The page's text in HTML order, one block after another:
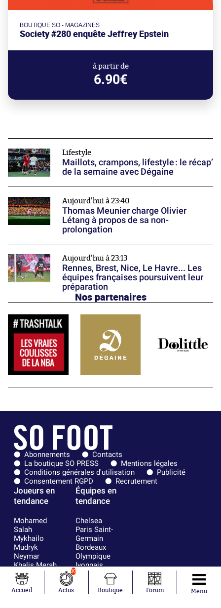
BOUTIQUE SO - MAGAZINES
Society #280 enquête Jeffrey Epstein
à partir de
6.90€
Lifestyle
Maillots, crampons, lifestyle : le récap’
de la semaine avec Dégaine
Aujourd'hui à 23:40
Thomas Meunier charge Olivier
Létang à propos de sa non-
prolongation
Aujourd'hui à 23:13
Rennes, Brest, Nice, Le Havre... Les
équipes françaises poursuivent leur
préparation
Nos partenaires
Abonnements
Contacts
La boutique SO PRESS
Mentions légales
Conditions générales d'utilisation
Publicité
Consentement RGPD
Recrutement
Joueurs en
tendance
Mohamed
Salah
Mykhailo
Mudryk
Neymar
Khalis Merah
Loïs Openda
Moussa
Niakhaté
Équipes en
tendance
Chelsea
Paris Saint-
Germain
Bordeaux
Olympique
lyonnais
FIFA
Real Madrid
RC Strasbourg
Accueil
10
Actus Boutique Forum Menu